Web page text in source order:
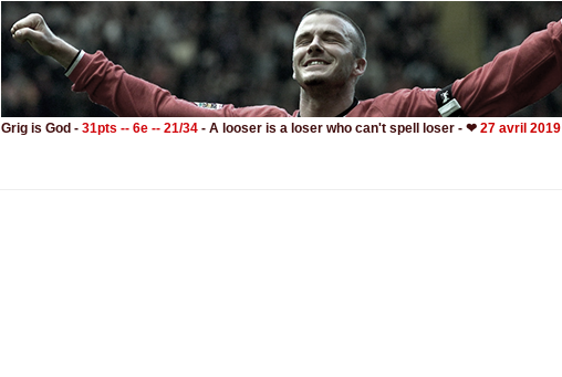
Grig is God -31pts -- 6e -- 21/34- A looser is a loser who can't spell loser - ❤27 avril 2019